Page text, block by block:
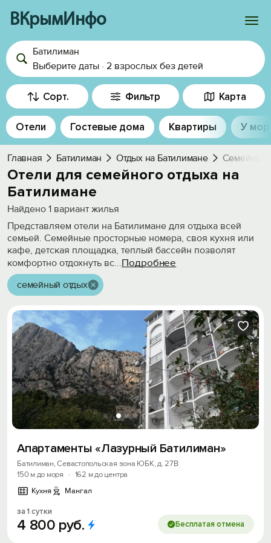
ВКрымИнфо
Войти
Избранное
История просмотра
Добавить свой объект
Батилиман
Выберите даты · 2 взрослых без детей
Сорт. Фильтр Карта
Отели Гостевые дома Квартиры У
Главная Батилиман Отдых на Батилимане Семейный
Отели для семейного отдыха на
Батилимане
Найдено 1 вариант жилья
Представляем отели на Батилимане для отдыха всей
семьей. Семейные просторные номера, своя кухня или
кафе, детская площадка, теплый бассейн позволят
комфортно отдохнуть вс...Подробнее
семейный отдых
Апартаменты «Лазурный Батилиман»
Батилиман, Севастопольская зона ЮБК, д. 27В
150 м до моря
· 162 м до центра
Кухня
Мангал
за 1 сутки
4 800 руб. Бесплатая отмена